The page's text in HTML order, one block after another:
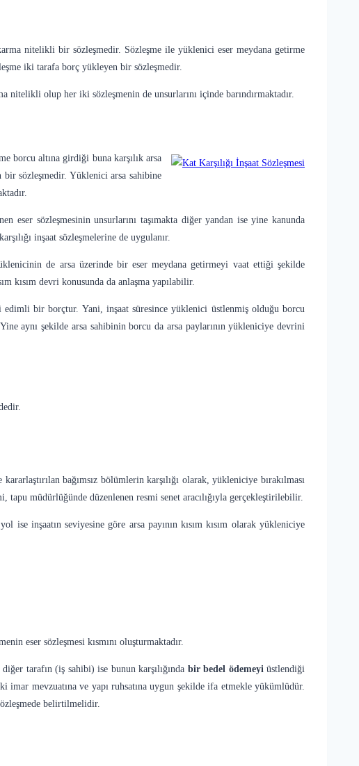
nitelikli bir sözleşmedir. Sözleşme ile yüklenici eser meydana getirme
iki tarafa borç yükleyen bir sözleşmedir.
nitelikli olup her iki sözleşmenin de unsurlarını içinde barındırmaktadır.
borcu altına girdiği buna karşılık arsa
sözleşmedir. Yüklenici arsa sahibine
eser sözleşmesinin unsurlarını taşımakta diğer yandan ise yine kanunda
inşaat sözleşmelerine de uygulanır.
de arsa üzerinde bir eser meydana getirmeyi vaat ettiği şekilde
kısım devri konusunda da anlaşma yapılabilir.
bir borçtur. Yani, inşaat süresince yüklenici üstlenmiş olduğu borcu
aynı şekilde arsa sahibinin borcu da arsa paylarının yükleniciye devrini
bağımsız bölümlerin karşılığı olarak, yükleniciye bırakılması
müdürlüğünde düzenlenen resmi senet aracılığıyla gerçekleştirilebilir.
inşaatın seviyesine göre arsa payının kısım kısım olarak yükleniciye
eser sözleşmesi kısmını oluşturmaktadır.
tarafın (iş sahibi) ise bunun karşılığında bir bedel ödemeyiüstlendiği
mevzuatına ve yapı ruhsatına uygun şekilde ifa etmekle yükümlüdür.
belirtilmelidir.